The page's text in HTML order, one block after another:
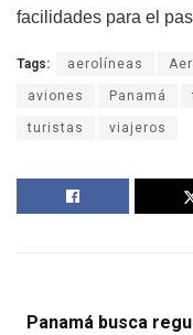
facilidades para el
Tags: aerolíneas
aviones Panamá
turistas viajeros
Panamá busca